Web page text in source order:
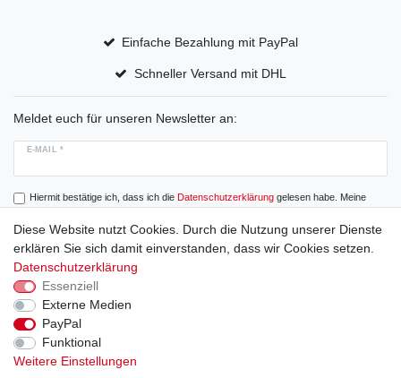
Einfache Bezahlung mit PayPal
Schneller Versand mit DHL
Meldet euch für unseren Newsletter an:
E-MAIL *
Hiermit bestätige ich, dass ich die Daten­schutz­erklärunggelesen habe. Meine
Einwilligung kann ich jederzeit widerrufen.
Abonnieren
Widerrufs­recht
Diese Website nutzt Cookies. Durch die Nutzung unserer Dienste
erklären Sie sich damit einverstanden, dass wir Cookies setzen.
Datenschutzerklärung
Essenziell
Externe Medien
PayPal
Funktional
Weitere Einstellungen